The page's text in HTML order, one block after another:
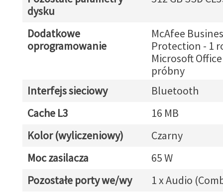
dysku
Dodatkowe
oprogramowanie
McAfee
Protection - 1
Microsoft
próbny
Interfejs sieciowy
Bluetooth
Cache L3
16 MB
Kolor (wyliczeniowy)
Czarny
Moc zasilacza
65 W
Pozostałe porty we/wy
1 x Audio